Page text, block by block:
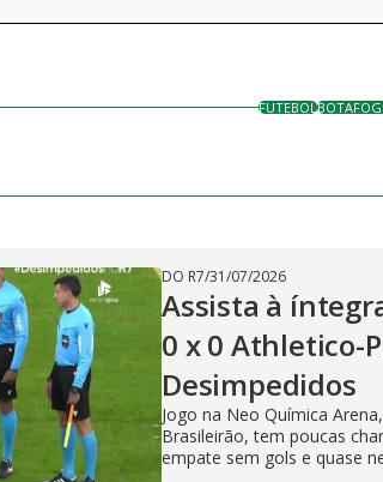
FUTEBOL
DO R7/31/07/2026
Assista à
0 x 0 Athletico-
Desimpedidos
Jogo na Neo Química
Brasileirão, tem poucas
empate sem gols e quase